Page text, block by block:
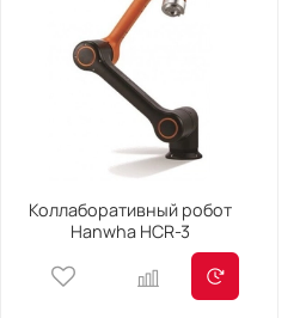
Коллаборативный робот
Hanwha HCR-3